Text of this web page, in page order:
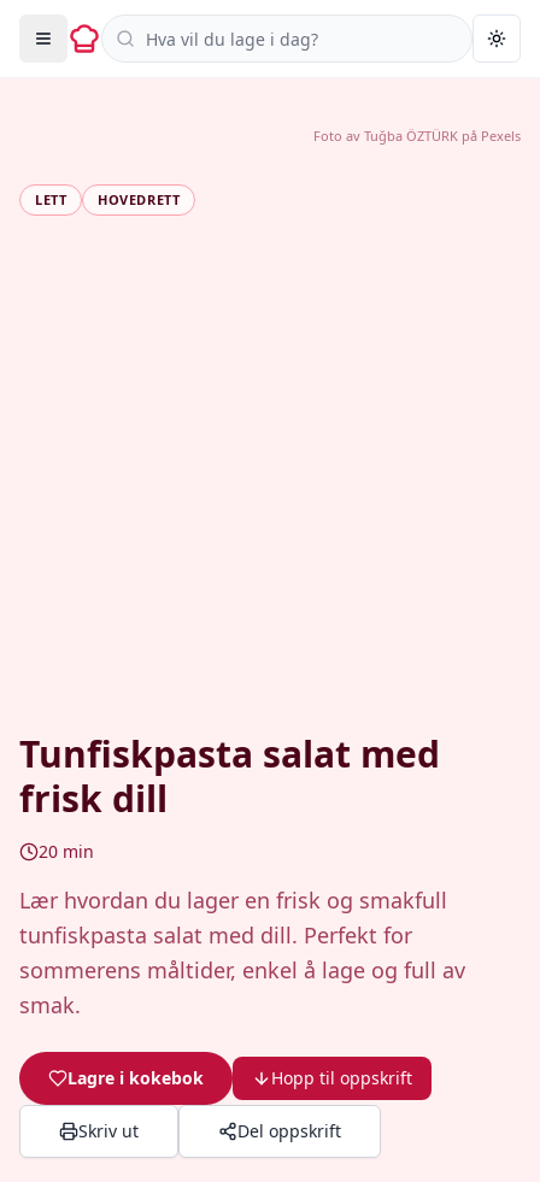
Søk i oppskrifter
LETT HOVEDRETT
Tunfiskpasta salat med
frisk dill
20 min
Lær hvordan du lager en frisk og smakfull
tunfiskpasta salat med dill. Perfekt for
sommerens måltider, enkel å lage og full av
smak.
Lagre i kokebok Hopp til oppskrift
Skriv ut Del oppskrift
Foto av Tuğba ÖZTÜRK på Pexels